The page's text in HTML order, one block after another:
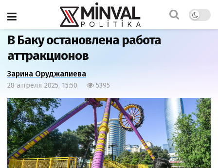
Главная Наша жизнь
В Баку остановлена работа
аттракционов
Зарина Оруджалиева
28 апреля 2025, 15:50 5395